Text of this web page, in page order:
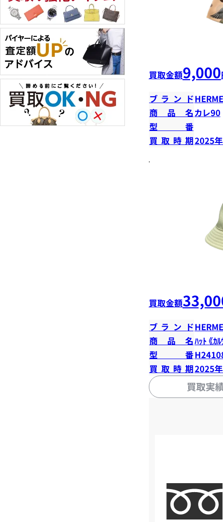
買取金額9,000
ブランド
商品名 カレ90
型番
買取時期2025
買取金額
ブランド
商品名ﾊｯﾄ 《ｶ
型番
買取時期2025
買取実